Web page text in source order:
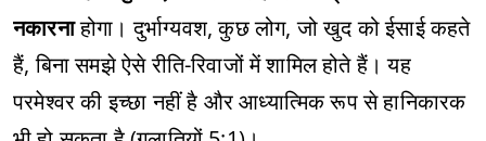
नकारनाहोगा। दुर्भाग्यवश, कुछ लोग, जो खुद को ईसाई कहते
हैं, बिना समझे ऐसे रीति-रिवाजों में शामिल होते हैं। यह
परमेश्वर की इच्छा नहीं है और आध्यात्मिक रूप से हानिकारक